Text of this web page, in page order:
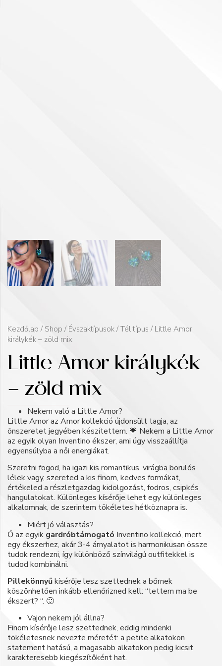
Kezdőlap / Shop / Évszaktípusok / Tél típus / Little Amor
királykék – zöld mix
Little Amor királykék
– zöld mix
Nekem való a Little Amor?
Little Amor az Amor kollekció újdonsült tagja, az
önszeretet jegyében készítettem. 💗 Nekem a Little Amor
az egyik olyan Inventino ékszer, ami úgy visszaállítja
egyensúlyba a női energiákat.
Szeretni fogod, ha igazi kis romantikus, virágba borulós
lélek vagy, szereted a kis finom, kedves formákat,
értékeled a részletgazdag kidolgozást, fodros, csipkés
hangulatokat. Különleges kísérője lehet egy különleges
alkalomnak, de szerintem tökéletes hétköznapra is.
Miért jó választás?
Ő az egyik gardróbtámogató Inventino kollekció, mert
egy ékszerhez, akár 3-4 árnyalatot is harmonikusan össze
tudok rendezni, így különböző színvilágú outfitekkel is
tudod kombinálni.
Pillekönnyűkísérője lesz szettednek a bőrnek
köszönhetően inkább ellenőrizned kell: “tettem ma be
ékszert? “. 🙂
Vajon nekem jól állna?
Finom kísérője lesz szettednek, eddig mindenki
tökéletesnek nevezte méretét: a petite alkatokon
statement hatású, a magasabb alkatokon pedig kicsit
karakteresebb kiegészítőként hat.